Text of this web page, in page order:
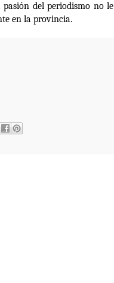
del periodismo no le
en la provincia.